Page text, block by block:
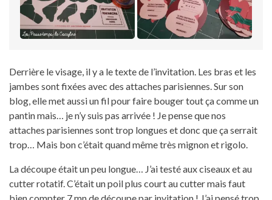
Derrière le visage, il y a le texte de l’invitation. Les bras et les
jambes sont fixées avec des attaches parisiennes. Sur son
blog, elle met aussi un fil pour faire bouger tout ça comme un
pantin mais… je n’y suis pas arrivée ! Je pense que nos
attaches parisiennes sont trop longues et donc que ça serrait
trop… Mais bon c’était quand même très mignon et rigolo.
La découpe était un peu longue… J’ai testé aux ciseaux et au
cutter rotatif. C’était un poil plus court au cutter mais faut